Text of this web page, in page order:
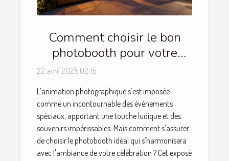
Comment choisir le bon
photobooth pour votre
événement spécial
22 avril 2025 02:15
L'animation photographique s'est imposée
comme un incontournable des événements
spéciaux, apportant une touche ludique et des
souvenirs impérissables. Mais comment s'assurer
de choisir le photobooth idéal qui s'harmonisera
avec l'ambiance de votre célébration ? Cet exposé